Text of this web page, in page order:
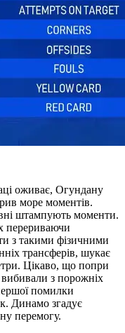
оживає, Огундану
море моментів.
штампують моменти.
перериваючи
з такими фізичними
трансферів, шукає
Цікаво, що попри
з порожніх
помилки
Динамо згадує
перемогу.